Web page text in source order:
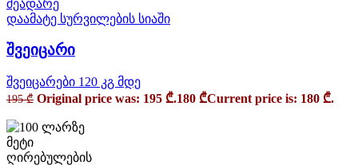
შეადარე
დაამატე სურვილების სიაში
შვეიცარი
შვეიცარები 120 კგ მდე
195₾ Original price was: 195 ₾.180 ₾Current price is: 180 ₾.